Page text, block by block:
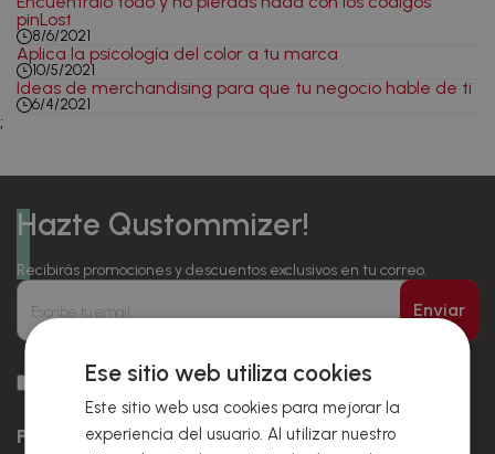
pinLost
8/6/2021
Aplica la psicología del color a tu marca
10/5/2021
Ideas de merchandising para que tu negocio hable de ti
6/4/2021
;
Hazte Qustommizer!
Recibirás promociones y descuentos exclusivos en tu correo.
Enviar
Acepto recibir promociones,descuentos y novedades por email
PRODUCTOS
Ese sitio web utiliza cookies
Este sitio web usa cookies para mejorar la
experiencia del usuario. Al utilizar nuestro